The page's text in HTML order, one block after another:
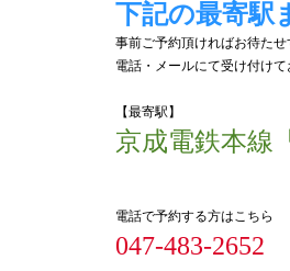
下記の最寄駅
事前ご予約頂ければお待たせ
電話・メールにて受け付けて
【最寄駅】
京成電鉄本線
電話で予約する方はこちら
047-483-2652